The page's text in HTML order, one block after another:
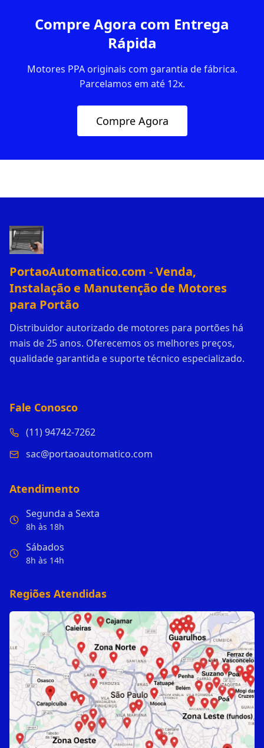
Compre Agora com Entrega
Rápida
Motores PPA originais com garantia de fábrica.
Parcelamos em até 12x.
Compre Agora
PortaoAutomatico.com - Venda,
Instalação e Manutenção de Motores
para Portão
Distribuidor autorizado de motores para portões há
mais de 25 anos. Oferecemos os melhores preços,
qualidade garantida e suporte técnico especializado.
Fale Conosco
(11) 94742-7262
sac@portaoautomatico.com
Atendimento
Segunda a Sexta
8h às 18h
Sábados
8h às 14h
Regiões Atendidas